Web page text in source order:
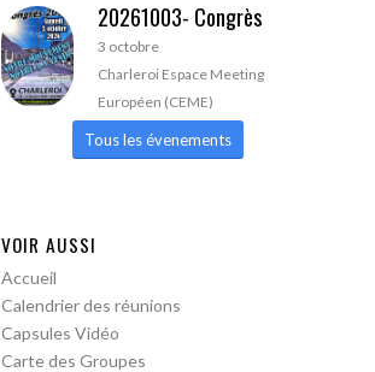
20261003- Congrès
3 octobre
Charleroi Espace Meeting
Européen (CEME)
Tous les évenements
VOIR AUSSI
Accueil
Calendrier des réunions
Capsules Vidéo
Carte des Groupes